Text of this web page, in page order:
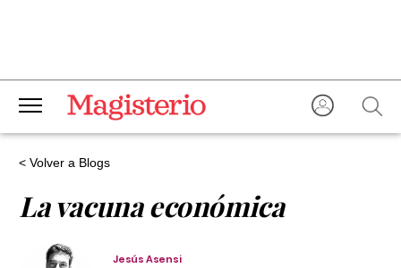
< Volver a Blogs
La vacuna económica
Jesús Asensi